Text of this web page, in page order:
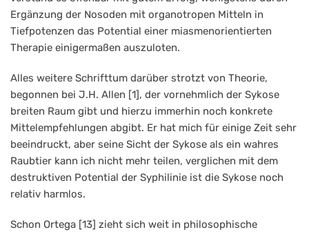
Ergänzung der Nosoden mit organotropen Mitteln in
Tiefpotenzen das Potential einer miasmenorientierten
Therapie einigermaßen auszuloten.
Alles weitere Schrifttum darüber strotzt von Theorie,
begonnen bei J.H. Allen [1], der vornehmlich der Sykose
breiten Raum gibt und hierzu immerhin noch konkrete
Mittelempfehlungen abgibt. Er hat mich für einige Zeit sehr
beeindruckt, aber seine Sicht der Sykose als ein wahres
Raubtier kann ich nicht mehr teilen, verglichen mit dem
destruktiven Potential der Syphilinie ist die Sykose noch
relativ harmlos.
Schon Ortega [13] zieht sich weit in philosophische